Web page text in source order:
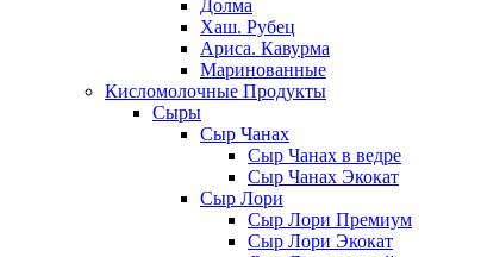
Долма
Хаш. Рубец
Ариса. Кавурма
Маринованные
Кисломолочные Продукты
Сыры
Сыр Чанах
Сыр Чанах в ведре
Сыр Чанах Экокат
Сыр Лори
Сыр Лори Премиум
Сыр Лори Экокат